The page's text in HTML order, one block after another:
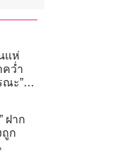
แห่
ว่ำ
ณะ”
ฝาก
ถูก